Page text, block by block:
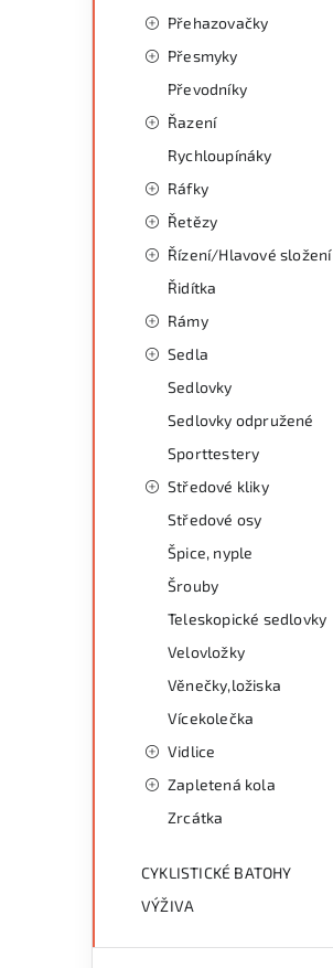
Přehazovačky
Přesmyky
Převodníky
Řazení
Rychloupínáky
Ráfky
Řetězy
Řízení/Hlavové složení
Řidítka
Rámy
Sedla
Sedlovky
Sedlovky odpružené
Sporttestery
Středové kliky
Středové osy
Špice, nyple
Šrouby
Teleskopické sedlovky
Velovložky
Věnečky,ložiska
Vícekolečka
Vidlice
Zapletená kola
Zrcátka
CYKLISTICKÉ BATOHY
VÝŽIVA